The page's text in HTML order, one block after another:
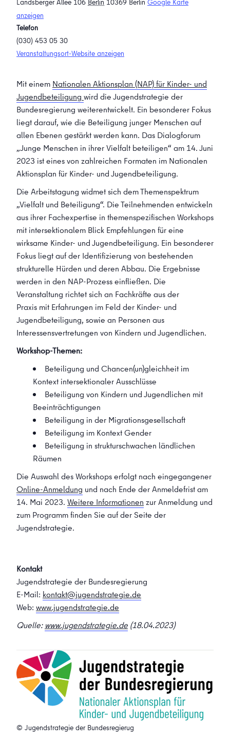
Landsberger Allee 106 Berlin 10369 Berlin Google Karte
anzeigen
Telefon
(030) 453 05 30
Veranstaltungsort-Website anzeigen
Mit einem Nationalen Aktionsplan (NAP) für Kinder- und
Jugendbeteiligung wird die Jugendstrategie der
Bundesregierung weiterentwickelt. Ein besonderer Fokus
liegt darauf, wie die Beteiligung junger Menschen auf
allen Ebenen gestärkt werden kann. Das Dialogforum
„Junge Menschen in ihrer Vielfalt beteiligen“ am 14. Juni
2023 ist eines von zahlreichen Formaten im Nationalen
Aktionsplan für Kinder- und Jugendbeteiligung.
Die Arbeitstagung widmet sich dem Themenspektrum
„Vielfalt und Beteiligung“. Die Teilnehmenden entwickeln
aus ihrer Fachexpertise in themenspezifischen Workshops
mit intersektionalem Blick Empfehlungen für eine
wirksame Kinder- und Jugendbeteiligung. Ein besonderer
Fokus liegt auf der Identifizierung von bestehenden
strukturelle Hürden und deren Abbau. Die Ergebnisse
werden in den NAP-Prozess einfließen. Die
Veranstaltung richtet sich an Fachkräfte aus der
Praxis mit Erfahrungen im Feld der Kinder- und
Jugendbeteiligung, sowie an Personen aus
Interessensvertretungen von Kindern und Jugendlichen.
Workshop-Themen:
Beteiligung und Chancen(un)gleichheit im
Kontext intersektionaler Ausschlüsse
Beteiligung von Kindern und Jugendlichen mit
Beeinträchtigungen
Beteiligung in der Migrationsgesellschaft
Beteiligung im Kontext Gender
Beteiligung in strukturschwachen ländlichen
Räumen
Die Auswahl des Workshops erfolgt nach eingegangener
Online-Anmeldung und nach Ende der Anmeldefrist am
14. Mai 2023. Weitere Informationen zur Anmeldung und
zum Programm finden Sie auf der Seite der
Jugendstrategie.
Kontakt
Jugendstrategie der Bundesregierung
E-Mail: kontakt@jugendstrategie.de
Web: www.jugendstrategie.de
Quelle: www.jugendstrategie.de (18.04.2023)
© Jugendstrategie der Bundesregierug